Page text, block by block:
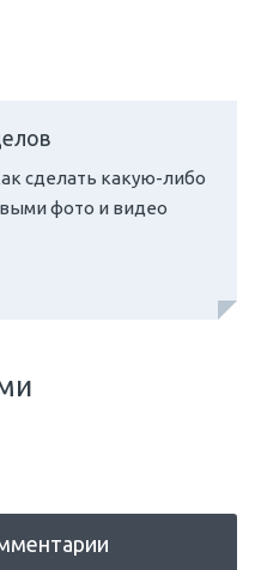
сделать какую-либо
фото и видео